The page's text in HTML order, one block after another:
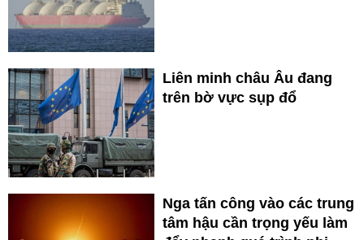
Liên minh châu Âu đang
trên bờ vực sụp đổ
Nga tấn công vào các trung
tâm hậu cần trọng yếu làm